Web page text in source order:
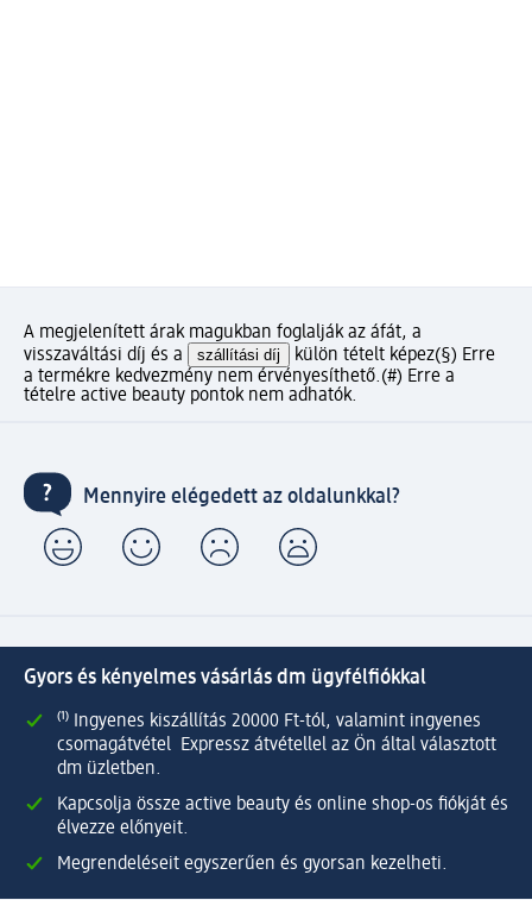
A megjelenített árak magukban foglalják az áfát, a
visszaváltási díj és a
szállítási díj külön tételt képez(§) Erre
a termékre kedvezmény nem érvényesíthető.(#) Erre a
tételre active beauty pontok nem adhatók.
Mennyire elégedett az oldalunkkal?
Gyors és kényelmes vásárlás dm ügyfélfiókkal
⁽¹⁾ Ingyenes kiszállítás 20000 Ft-tól, valamint ingyenes
csomagátvétel Expressz átvétellel az Ön által választott
dm üzletben.
Kapcsolja össze active beauty és online shop-os fiókját és
élvezze előnyeit.
Megrendeléseit egyszerűen és gyorsan kezelheti.